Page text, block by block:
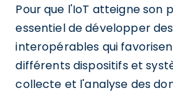
Pour que l'IoT atteigne son
essentiel de développer
interopérables qui
différents dispositifs et
collecte et l'analyse des